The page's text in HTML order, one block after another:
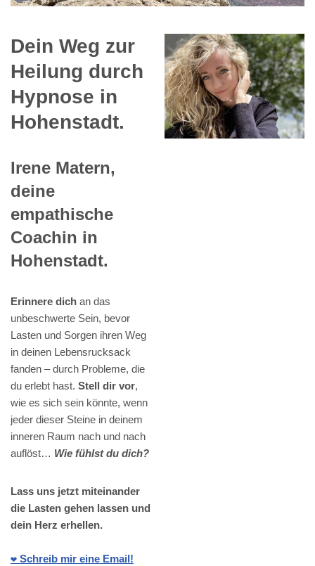
Dein Weg zur
Heilung durch
Hypnose in
Hohenstadt.
Irene Matern,
deine
empathische
Coachin in
Hohenstadt.
Erinnere dich an das
unbeschwerte Sein, bevor
Lasten und Sorgen ihren Weg
in deinen Lebensrucksack
fanden – durch Probleme, die
du erlebt hast. Stell dir vor,
wie es sich sein könnte, wenn
jeder dieser Steine in deinem
inneren Raum nach und nach
auflöst… Wie fühlst du dich?
Lass uns jetzt miteinander
die Lasten gehen lassen und
dein Herz erhellen.
❤️ Schreib mir eine Email!